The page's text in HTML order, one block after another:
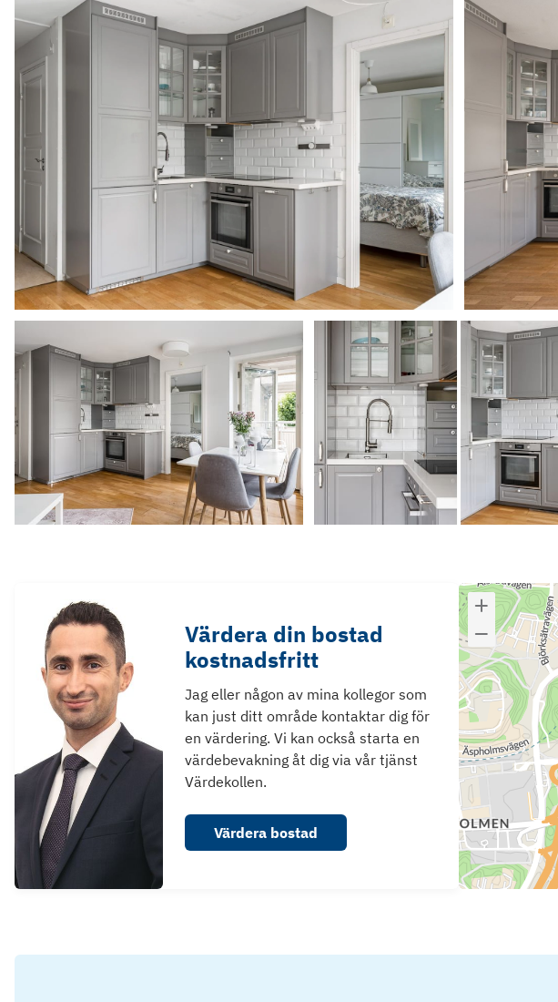
Årsredovisning 2025
Värdera din bostad
kostnadsfritt
Jag eller någon av mina kollegor som
kan just ditt område kontaktar dig för
en värdering. Vi kan också starta en
värdebevakning åt dig via vår tjänst
Värdekollen.
Värdera bostad